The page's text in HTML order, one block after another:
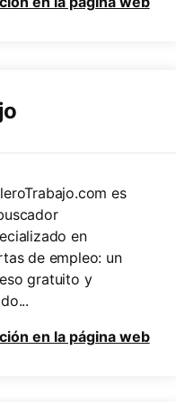
es
en
de empleo: un
gratuito y
en la página web